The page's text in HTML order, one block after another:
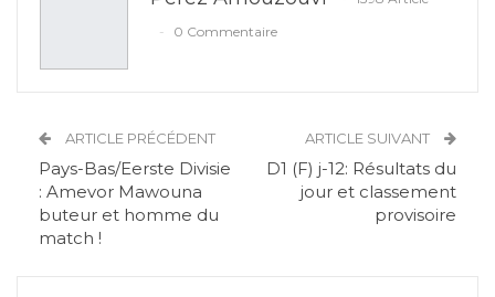
0 Commentaire
ARTICLE PRÉCÉDENT
Pays-Bas/Eerste Divisie
: Amevor Mawouna
buteur et homme du
match !
ARTICLE SUIVANT
D1 (F) j-12: Résultats du
jour et classement
provisoire